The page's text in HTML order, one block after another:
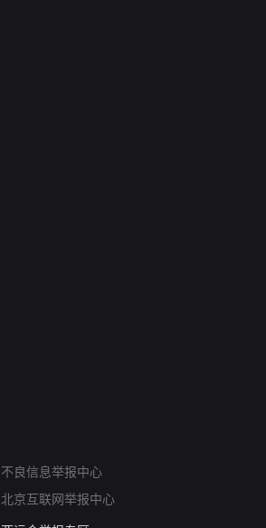
不良信息举报中心
北京互联网举报中心
算法推荐专项举报